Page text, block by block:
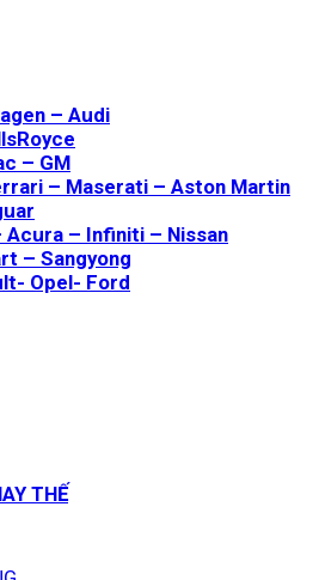
– Audi
– GM
– Maserati – Aston Martin
Acura – Infiniti – Nissan
– Sangyong
Opel- Ford
THẾ